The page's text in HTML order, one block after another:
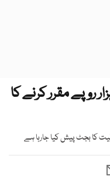
میں کم از کم اجرت 40 ہزار روپے مقرر کرنے کا